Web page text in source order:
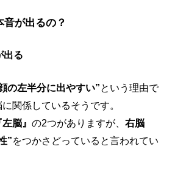
が出るの？
出る
の左半分に出やすい”という理由で
関係しているそうです。
脳』 の2つがありますが、 右脳
”をつかさどっていると言われてい